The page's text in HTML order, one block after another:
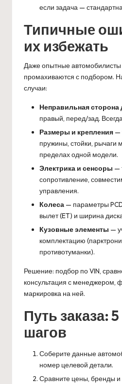
если задача —
Типичные
их избежать
Даже опытные автомобилисты
промахиваются с подбором.
случаи:
Неправильная сторона
правый, перед/зад.
Размеры и крепления —
пружины, стойки, рычаги
пределах одной модели.
Электрика и сенсоры —
сопротивление,
управления.
Колеса — параметры
вылет (ET) и ширина
Кузовные элементы —
комплектацию
противотуманки).
Решение: подбор по VIN,
консультация с менеджером,
маркировка на ней.
Путь заказа:
шагов
Соберите данные
номер целевой детали.
Сравните цены, бренды и